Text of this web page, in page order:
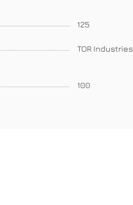
125
TOR Industries
100